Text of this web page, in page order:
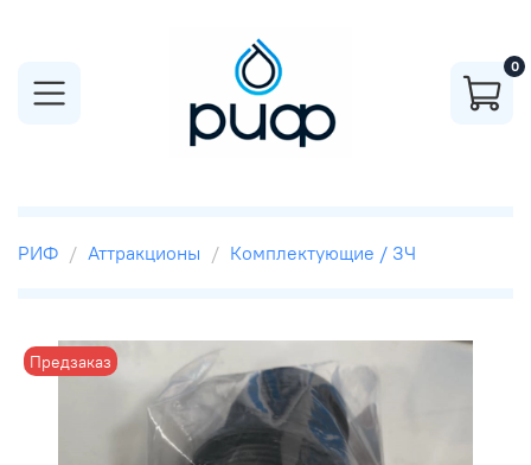
0
РИФ Аттракционы Комплектующие / ЗЧ
Предзаказ